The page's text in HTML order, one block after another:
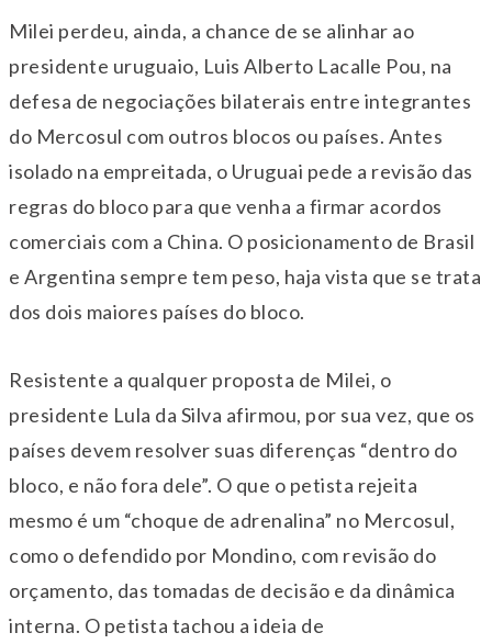
Milei perdeu, ainda, a chance de se alinhar ao
presidente uruguaio, Luis Alberto Lacalle Pou, na
defesa de negociações bilaterais entre integrantes
do Mercosul com outros blocos ou países. Antes
isolado na empreitada, o Uruguai pede a revisão das
regras do bloco para que venha a firmar acordos
comerciais com a China. O posicionamento de Brasil
e Argentina sempre tem peso, haja vista que se trata
dos dois maiores países do bloco.
Resistente a qualquer proposta de Milei, o
presidente Lula da Silva afirmou, por sua vez, que os
países devem resolver suas diferenças “dentro do
bloco, e não fora dele”. O que o petista rejeita
mesmo é um “choque de adrenalina” no Mercosul,
como o defendido por Mondino, com revisão do
orçamento, das tomadas de decisão e da dinâmica
interna. O petista tachou a ideia de